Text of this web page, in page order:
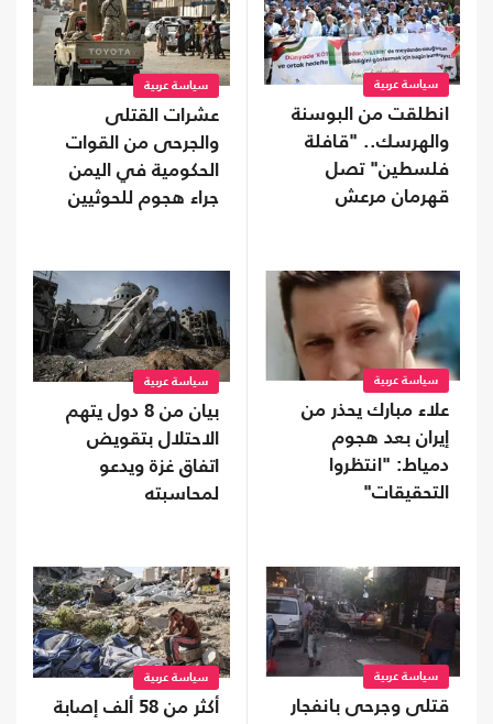
سياسة عربية
انطلقت من البوسنة
والهرسك.. "قافلة
فلسطين" تصل
قهرمان مرعش
سياسة عربية
عشرات القتلى
والجرحى من القوات
الحكومية في اليمن
جراء هجوم للحوثيين
سياسة عربية
علاء مبارك يحذر من
إيران بعد هجوم
دمياط: "انتظروا
التحقيقات"
سياسة عربية
بيان من 8 دول يتهم
الاحتلال بتقويض
اتفاق غزة ويدعو
لمحاسبته
سياسة عربية
قتلى وجرحى بانفجار
سياسة عربية
أكثر من 58 ألف إصابة